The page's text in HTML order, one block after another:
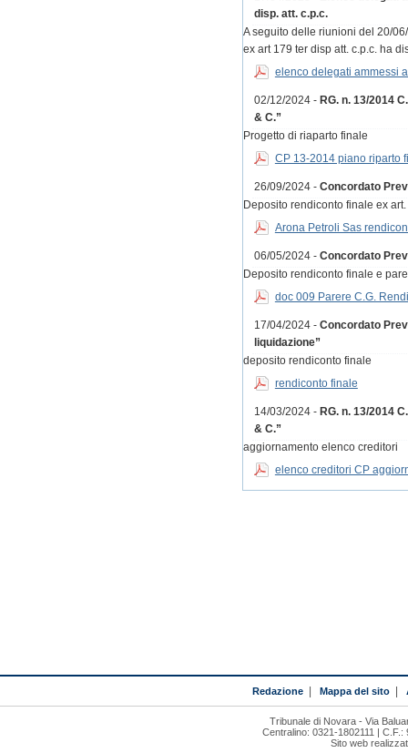
disp. att. c.p.c.
A seguito delle riunioni del 20/
ex art 179 ter disp att. c.p.c. ha
elenco delegati ammessi
02/12/2024 - RG. n. 13/2014
& C.”
Progetto di riaparto finale
CP 13-2014 piano riparto
26/09/2024 - Concordato
Deposito rendiconto finale ex art.
Arona Petroli Sas
06/05/2024 - Concordato
Deposito rendiconto finale e
doc 009 Parere C.G.
17/04/2024 - Concordato
liquidazione”
deposito rendiconto finale
rendiconto finale
14/03/2024 - RG. n. 13/2014
& C.”
aggiornamento elenco creditori
elenco creditori CP
Redazione| Mappa del sito|
Tribunale di Novara - Via
Centralino: 0321-1802111 |
Sito web